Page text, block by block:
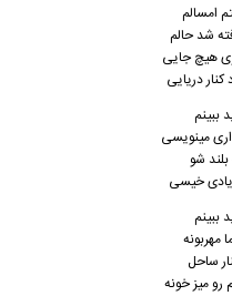
امسالم
شد حالم
هیچ جایی
دریایی
ببینم
مینویسی
شو
خیسی
ببینم
مهربونه
ساحل
میز خونه